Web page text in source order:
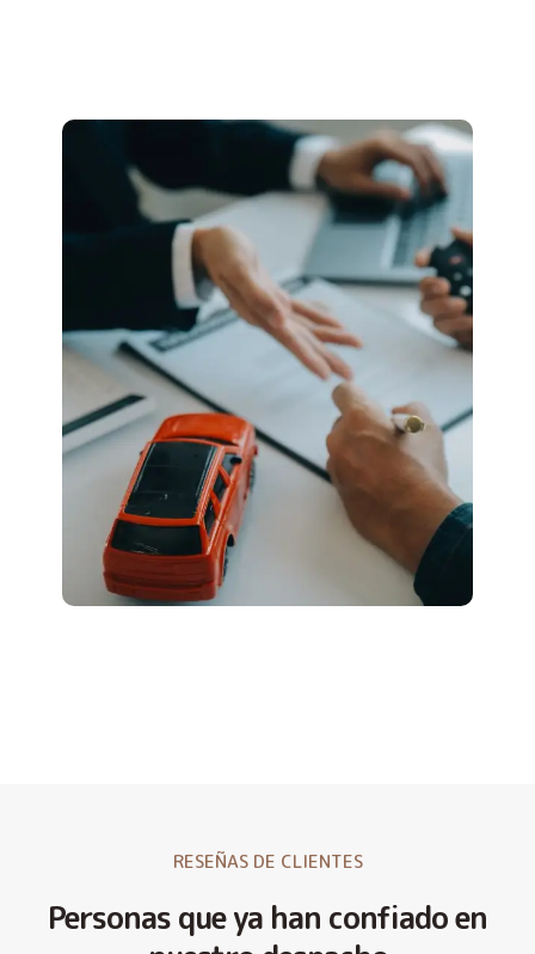
RESEÑAS DE CLIENTES
Personas que ya han confiado en